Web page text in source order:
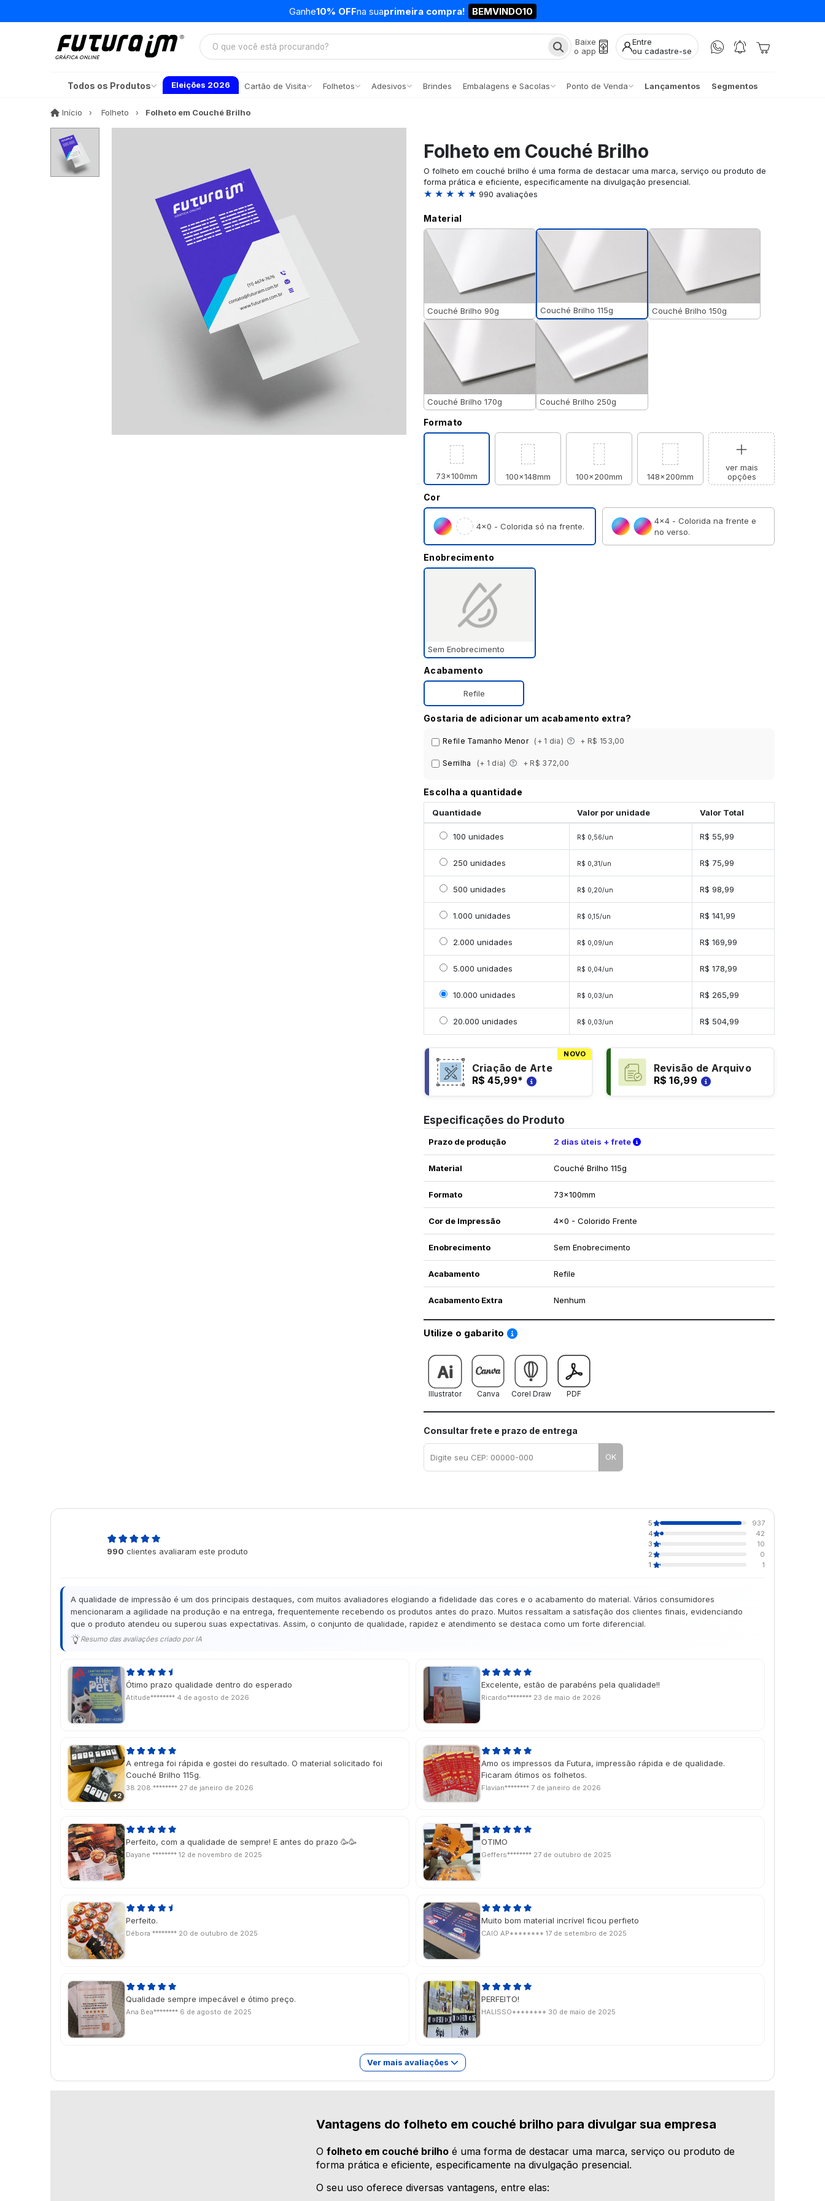
Ganhe10% OFFna suaprimeira compra! BEMVINDO10
Baixe
o app
Entre
ou cadastre-se
Todos os Produtos Eleições 2026 Cartão de Visita Folhetos Adesivos Brindes Embalagens e Sacolas Ponto de Venda Lançamentos Segmentos
Início InícioFolheto Folheto em Couché Brilho
Folheto em Couché Brilho
O folheto em couché brilho é uma forma de destacar uma marca, serviço ou produto de
forma prática e eficiente, especificamente na divulgação presencial.
★ ★ ★ ★ ★ 990 avaliações
Material
Couché Brilho 90g Couché Brilho 115g Couché Brilho 150g
Couché Brilho 170g Couché Brilho 250g
Formato
73x100mm 100x148mm 100x200mm 148x200mm
ver mais
opções
Cor
4×0 - Colorida só na frente.
4×4 - Colorida na frente e
no verso.
Enobrecimento
Sem Enobrecimento
Acabamento
Refile
Gostaria de adicionar um acabamento extra?
Refile Tamanho Menor (+ 1 dia) + R$ 153,00
Serrilha (+ 1 dia) + R$ 372,00
Escolha a quantidade
Quantidade Valor por unidade Valor Total
Selecionar 100 unidades
100 unidades R$ 0,56/un R$ 55,99
Selecionar 250 unidades
250 unidades R$ 0,31/un R$ 75,99
Selecionar 500 unidades
500 unidades R$ 0,20/un R$ 98,99
Selecionar 1000 unidades
1.000 unidades R$ 0,15/un R$ 141,99
Selecionar 2000 unidades
2.000 unidades R$ 0,09/un R$ 169,99
Selecionar 5000 unidades
5.000 unidades R$ 0,04/un R$ 178,99
Selecionar 10000 unidades
10.000 unidades R$ 0,03/un R$ 265,99
Selecionar 20000 unidades
20.000 unidades R$ 0,03/un R$ 504,99
NOVO
Criação de Arte
R$ 45,99*
Revisão de Arquivo
R$ 16,99
Especificações do Produto
Prazo de produção 2 dias úteis + frete Verifique as condições de entrega
Material Couché Brilho 115g
Formato 73x100mm
Cor de Impressão 4x0 - Colorido Frente
Enobrecimento Sem Enobrecimento
Acabamento Refile
Acabamento Extra Nenhum
Utilize o gabarito Saiba como utilizar os nossos gabaritos
Illustrator Canva Corel Draw PDF
Consultar frete e prazo de entrega
OK
990 clientes avaliaram este produto
5
937
4
42
3
10
2
0
1
1
A qualidade de impressão é um dos principais destaques, com muitos avaliadores elogiando a fidelidade das cores e o acabamento do material. Vários consumidores
mencionaram a agilidade na produção e na entrega, frequentemente recebendo os produtos antes do prazo. Muitos ressaltam a satisfação dos clientes finais, evidenciando
que o produto atendeu ou superou suas expectativas. Assim, o conjunto de qualidade, rapidez e atendimento se destaca como um forte diferencial.
Resumo das avaliações criado por IA
Ótimo prazo qualidade dentro do esperado
Atitude******** 4 de agosto de 2026
Excelente, estão de parabéns pela qualidade!!
Ricardo******** 23 de maio de 2026
+2
A entrega foi rápida e gostei do resultado. O material solicitado foi
Couché Brilho 115g.
38.208.******** 27 de janeiro de 2026
Amo os impressos da Futura, impressão rápida e de qualidade.
Ficaram ótimos os folhetos.
Flavian******** 7 de janeiro de 2026
Perfeito, com a qualidade de sempre! E antes do prazo 🥳🥳
Dayane ******** 12 de novembro de 2025
OTIMO
Geffers******** 27 de outubro de 2025
Perfeito.
Débora ******** 20 de outubro de 2025
Muito bom material incrível ficou perfieto
CAIO AP******** 17 de setembro de 2025
Qualidade sempre impecável e ótimo preço.
Ana Bea******** 6 de agosto de 2025
PERFEITO!
HALISSO******** 30 de maio de 2025
Ver mais avaliações
Vantagens do folheto em couché brilho para divulgar sua empresa
Ofolheto em couché brilho é uma forma de destacar uma marca, serviço ou produto de
forma prática e eficiente, especificamente na divulgação presencial.
O seu uso oferece diversas vantagens, entre elas: